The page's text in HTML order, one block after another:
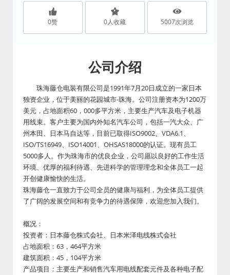
0赞 0人收藏 5007次浏览
公司介绍
珠海藤仓电装有限公司是1991年7月20日成立的一家日本
独资企业，位于美丽的花园城市-珠海。公司注册资本为1200万
美元，占地面积60，000多平方米，主要生产汽车及电子机器
用线束。客户主要为国内外知名汽车公司，包括一汽大众、广
州本田、日本马自达等，目前已取得ISO9002、VDA6.1、
ISO/TS16949、ISO14001、OHSAS18000的认证。现有员工
5000多人。作为珠海市的优良企业，公司愿以良好的工作生活
环境、优厚的福利待遇、先进科学的管理理念和全体员工一起
开创健康愉快的生活。
珠海藤仓一直致力于公司全员的健康与福利，为全体员工提供
了广阔的发展空间和有竞争力的待遇保障，欢迎您加入我们。
概况：
投资者：日本藤仓株式会社、日本米泽电线株式会社
占地面积：63，464平方米
建筑面积：45，104平方米
产品项目：主要生产和销售汽车用电线配套元件及各种电子配